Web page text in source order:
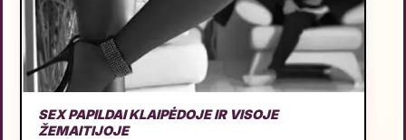
SEX PAPILDAI KLAIPĖDOJE IR VISOJE
ŽEMAITIJOJE